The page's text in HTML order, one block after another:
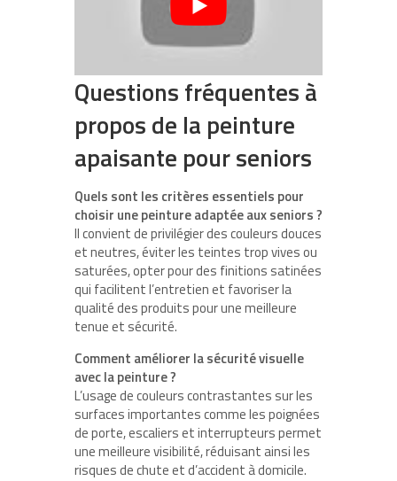
Questions fréquentes à
propos de la peinture
apaisante pour seniors
Quels sont les critères essentiels pour
choisir une peinture adaptée aux seniors ?
Il convient de privilégier des couleurs douces
et neutres, éviter les teintes trop vives ou
saturées, opter pour des finitions satinées
qui facilitent l’entretien et favoriser la
qualité des produits pour une meilleure
tenue et sécurité.
Comment améliorer la sécurité visuelle
avec la peinture ?
L’usage de couleurs contrastantes sur les
surfaces importantes comme les poignées
de porte, escaliers et interrupteurs permet
une meilleure visibilité, réduisant ainsi les
risques de chute et d’accident à domicile.